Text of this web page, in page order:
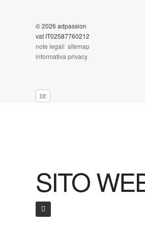
© 2026 adpassion
vat IT02587760212
note legali sitemap
informativa privacy
DE
SITO